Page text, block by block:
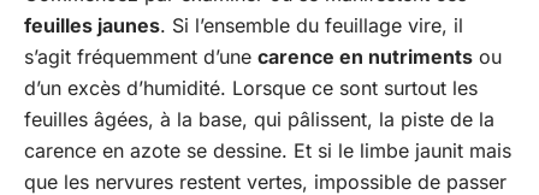
feuilles jaunes. Si l’ensemble du feuillage vire, il
s’agit fréquemment d’une carence en nutriments ou
d’un excès d’humidité. Lorsque ce sont surtout les
feuilles âgées, à la base, qui pâlissent, la piste de la
carence en azote se dessine. Et si le limbe jaunit mais
que les nervures restent vertes, impossible de passer